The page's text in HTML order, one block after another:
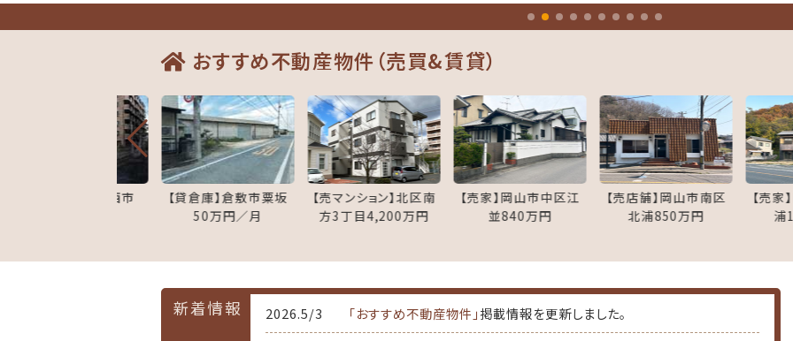
おすすめ不動産物件 （売買&賃貸）
【貸倉庫】倉敷市粟坂
【売マンション】北区南
方3丁目4,200万円
【売家】岡山市中区江
並840万円
【売店舗】岡山市南区
北浦850万円
【売家】岡山市南区
浦1,600万円
新着情報 2026.5/3 「おすすめ不動産物件」掲載情報を更新しました。